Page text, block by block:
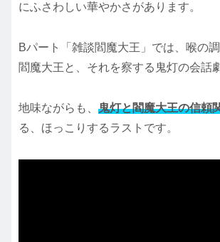
にふさわしい華やかさがあります。
Bパート「雑談閻魔大王」では、喉の
閻魔大王と、それを察する鬼灯の会話劇
地味ながらも、 鬼灯と閻魔大王の信頼
る、ほっこりするラストです。